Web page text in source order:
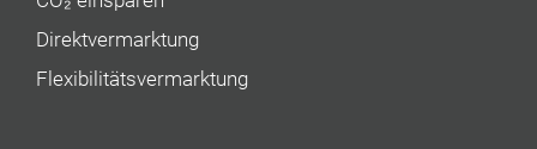
Direktvermarktung
Flexibilitätsvermarktung